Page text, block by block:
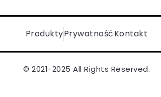
ProduktyPrywatnośćKontakt
© 2021-2025 All Rights Reserved.